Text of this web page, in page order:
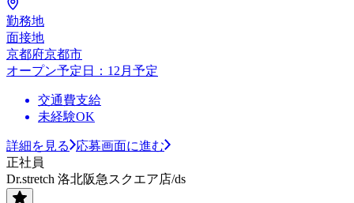
勤務地
面接地
京都府京都市
オープン予定日：12月予定
交通費支給
未経験OK
詳細を見る
応募画面に進む
正社員
Dr.stretch 洛北阪急スクエア店/ds